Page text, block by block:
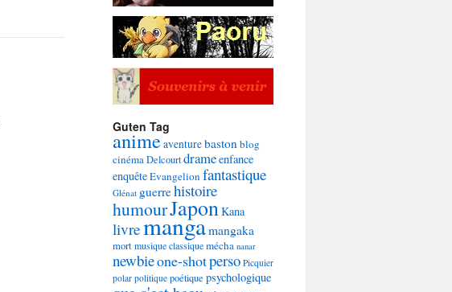
Guten Tag
animeaventurebaston blog
cinémaDelcourtdrameenfance
enquêteEvangelion fantastique
Glénat guerrehistoire
humourJapon Kana
livremangamangaka
mortmusique classiquemécha nanar
newbieone-shotperso Picquier
polar politique poétique psychologique